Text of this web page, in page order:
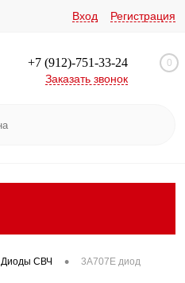
Вход Регистрация
+7 (912)-751-33-24
Заказать звонок
0
Диоды СВЧ • 3А707Е диод